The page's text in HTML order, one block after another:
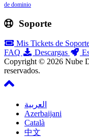
de dominio
Soporte
Mis Tickets de
FAQ
Descargas
Copyright © 2026 Nube
reservados.
العربية
Azerbaijani
Català
中文